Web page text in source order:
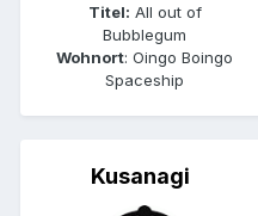
Titel: All out of
Bubblegum
Wohnort: Oingo Boingo
Spaceship
Kusanagi